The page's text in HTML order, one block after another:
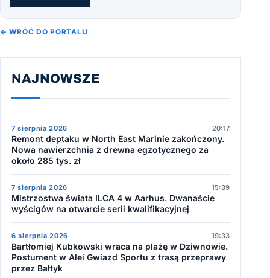
← WRÓĆ DO PORTALU
NAJNOWSZE
7 sierpnia 2026 20:17
Remont deptaku w North East Marinie zakończony.
Nowa nawierzchnia z drewna egzotycznego za
około 285 tys. zł
7 sierpnia 2026 15:39
Mistrzostwa świata ILCA 4 w Aarhus. Dwanaście
wyścigów na otwarcie serii kwalifikacyjnej
6 sierpnia 2026 19:33
Bartłomiej Kubkowski wraca na plażę w Dziwnowie.
Postument w Alei Gwiazd Sportu z trasą przeprawy
przez Bałtyk